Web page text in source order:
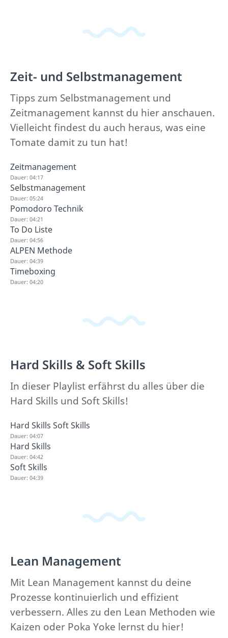
Zeit- und Selbstmanagement
Tipps zum Selbstmanagement und
Zeitmanagement kannst du hier anschauen.
Vielleicht findest du auch heraus, was eine
Tomate damit zu tun hat!
Zeitmanagement
Dauer: 04:17
Selbstmanagement
Dauer: 05:24
Pomodoro Technik
Dauer: 04:21
To Do Liste
Dauer: 04:56
ALPEN Methode
Dauer: 04:39
Timeboxing
Dauer: 04:20
Hard Skills & Soft Skills
In dieser Playlist erfährst du alles über die
Hard Skills und Soft Skills!
Hard Skills Soft Skills
Dauer: 04:07
Hard Skills
Dauer: 04:42
Soft Skills
Dauer: 04:39
Lean Management
Mit Lean Management kannst du deine
Prozesse kontinuierlich und effizient
verbessern. Alles zu den Lean Methoden wie
Kaizen oder Poka Yoke lernst du hier!